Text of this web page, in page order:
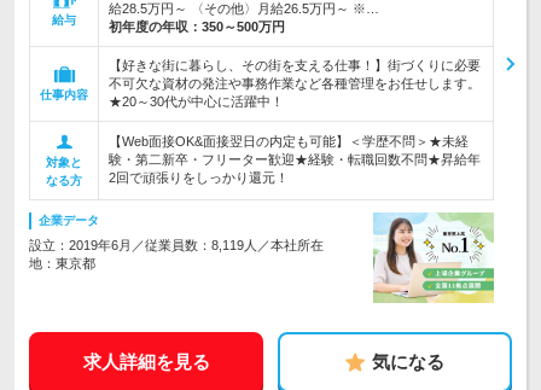
給与
給28.5万円～ 〈その他〉月給26.5万円～ ※…
初年度の年収： 350～500万円
仕事内容
【好きな街に暮らし、その街を支える仕事！】街づくりに必要
不可欠な資材の発注や事務作業など各種管理をお任せします。
★20～30代が中心に活躍中！
対象と
なる方
【Web面接OK&面接翌日の内定も可能】＜学歴不問＞★未経
験・第二新卒・フリーター歓迎★経験・転職回数不問★昇給年
2回で頑張りをしっかり還元！
企業データ
設立：2019年6月／従業員数：8,119人／本社所在
地：東京都
求人詳細を見る 気になる